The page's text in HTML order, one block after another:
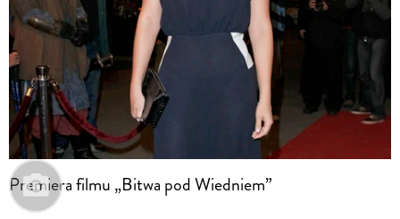
Premiera filmu „Bitwa pod Wiedniem”